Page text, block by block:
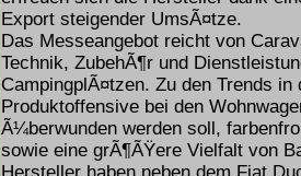
Export steigender UmsÃ¤tze.
Das Messeangebot reicht von
Technik, ZubehÃ¶r und
CampingplÃ¤tzen. Zu den Trends
Produktoffensive bei den
Ã¼berwunden werden soll,
sowie eine grÃ¶ÃŸere Vielfalt von